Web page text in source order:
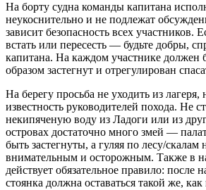
На борту судна команды капитана
неукоснительно и не подлежат
зависит безопасность всех участников.
встать или пересесть — будьте добры,
капитана. На каждом участнике должен
образом застегнут и отрегулирован
На берегу просьба не уходить из лагеря,
известность руководителей похода. Не
некипяченую воду из Ладоги или из
островах достаточно много змей —
быть застегнуты, а гуляя по лесу/
внимательным и осторожным. Также в
действует обязательное правило: после
стоянка должна оставаться такой же,